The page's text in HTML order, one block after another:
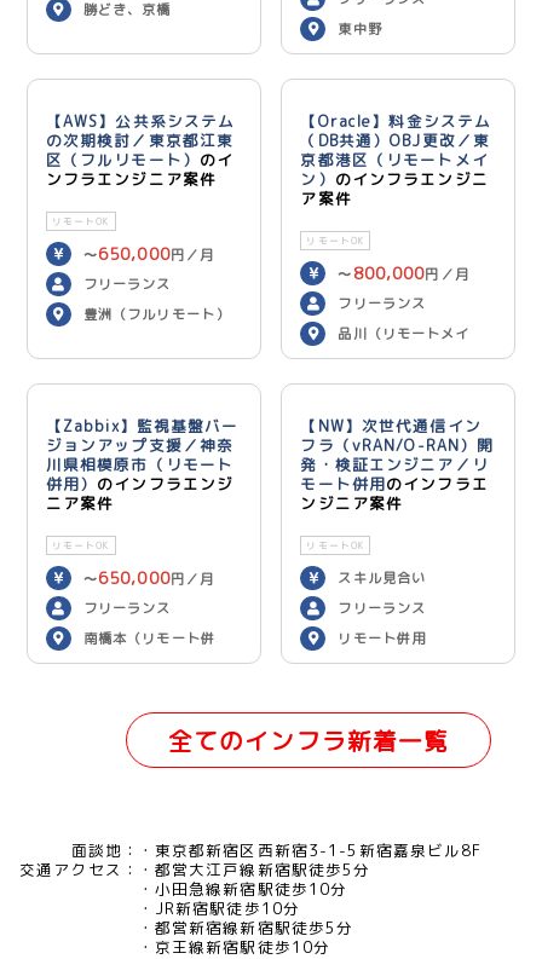
勝どき、京橋
東中野
【AWS】公共系システム
の次期検討／東京都江東
区（フルリモート） のイ
ンフラエンジニア案件
リモートOK
〜650,000円／月
フリーランス
豊洲（フルリモート）
【Oracle】料金システム
（DB共通）OBJ更改／東
京都港区（リモートメイ
ン） のインフラエンジニ
ア案件
リモートOK
〜 800,000円／月
フリーランス
品川（リモートメイ
ン）
【Zabbix】監視基盤バー
ジョンアップ支援／神奈
川県相模原市（リモート
併用） のインフラエンジ
ニア案件
リモートOK
〜650,000円／月
フリーランス
南橋本（リモート併
用）
【NW】次世代通信イン
フラ（vRAN/O-RAN）開
発・検証エンジニア／リ
モート併用のインフラエ
ンジニア案件
リモートOK
スキル見合い
フリーランス
リモート併用
全てのインフラ新着一覧
面談地：
東京都新宿区西新宿3-1-5新宿嘉泉ビル8F
交通アクセス：
都営大江戸線新宿駅徒歩5分
小田急線新宿駅徒歩10分
JR新宿駅徒歩10分
都営新宿線新宿駅徒歩5分
京王線新宿駅徒歩10分